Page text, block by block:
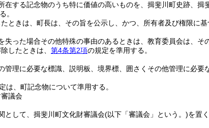
在する記念物のうち特に価値の高いものを、揖斐川町史跡、揖
。
ときは、町長は、その旨を公示し、かつ、所有者及び権限に基
失った場合その他特殊の事由のあるときは、教育委員会は、そ
したときは、 第4条第2項の規定を準用する。
管理に必要な標識、説明板、境界標、囲さくその他管理に必要
は、町記念物について準用する。
議会
として、揖斐川町文化財審議会(以下「審議会」という。)を置く